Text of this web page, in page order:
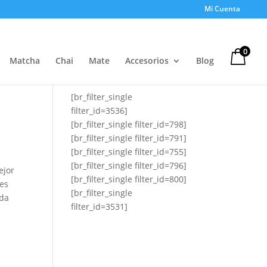
Mi Cuenta
Matcha Chai Mate Accesorios Blog
0
[br_filter_single
filter_id=3536]
[br_filter_single filter_id=798]
[br_filter_single filter_id=791]
[br_filter_single filter_id=755]
[br_filter_single filter_id=796]
[br_filter_single filter_id=800]
[br_filter_single
filter_id=3531]